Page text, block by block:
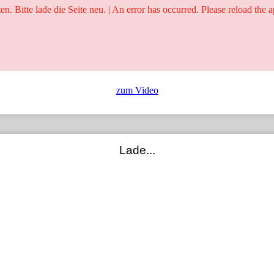
zum Video
Lade...
Bitte lade die Seite neu. | An error has occurred. Please reload the